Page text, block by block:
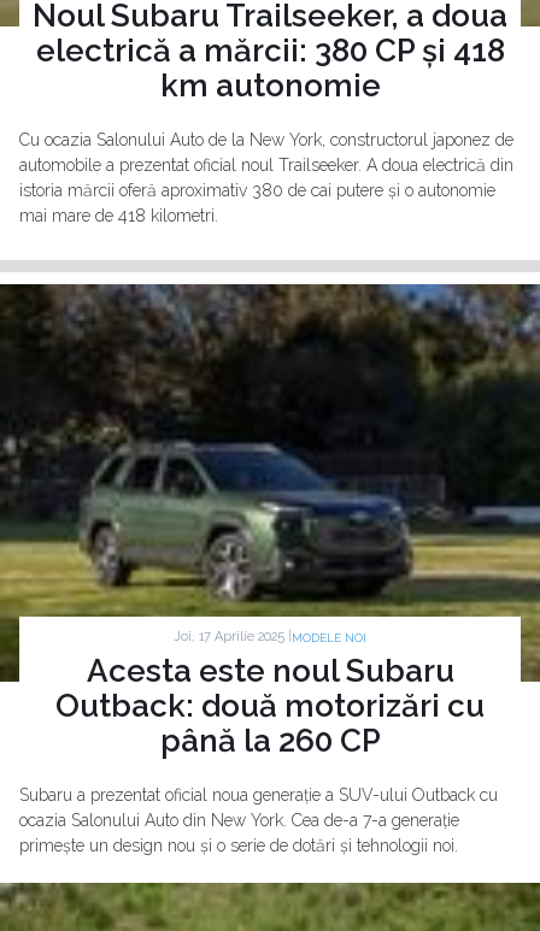
Noul Subaru Trailseeker, a doua
electrică a mărcii: 380 CP și 418
km autonomie
Cu ocazia Salonului Auto de la New York, constructorul japonez de
automobile a prezentat oficial noul Trailseeker. A doua electrică din
istoria mărcii oferă aproximativ 380 de cai putere și o autonomie
mai mare de 418 kilometri.
Joi, 17 Aprilie 2025 | MODELE NOI
Acesta este noul Subaru
Outback: două motorizări cu
până la 260 CP
Subaru a prezentat oficial noua generație a SUV-ului Outback cu
ocazia Salonului Auto din New York. Cea de-a 7-a generație
primește un design nou și o serie de dotări și tehnologii noi.